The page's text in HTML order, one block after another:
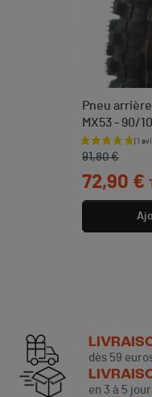
Pneu arrière
MX53 - 90/
Prix de base
91,80 €
Prix
72,90 €
dès 59
en 3 à 5